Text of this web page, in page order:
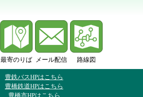
最寄のりば メール配信 路線図
豊鉄バスHPはこちら
豊橋鉄道HPはこちら
豊橋市HPはこちら